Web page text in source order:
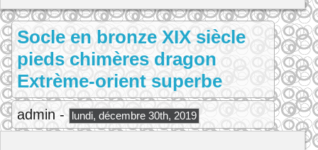
Socle en bronze XIX siècle
pieds chimères dragon
Extrème-orient superbe
admin - lundi, décembre 30th, 2019